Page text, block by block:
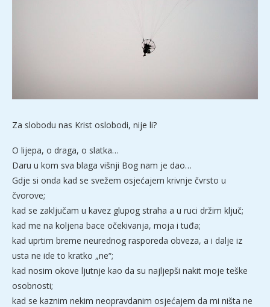
Za slobodu nas Krist oslobodi, nije li?
O lijepa, o draga, o slatka…
Daru u kom sva blaga višnji Bog nam je dao…
Gdje si onda kad se svežem osjećajem krivnje čvrsto u
čvorove;
kad se zaključam u kavez glupog straha a u ruci držim ključ;
kad me na koljena bace očekivanja, moja i tuđa;
kad uprtim breme neurednog rasporeda obveza, a i dalje iz
usta ne ide to kratko „ne“;
kad nosim okove ljutnje kao da su najljepši nakit moje teške
osobnosti;
kad se kaznim nekim neopravdanim osjećajem da mi ništa ne